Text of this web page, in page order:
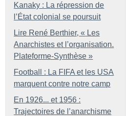
Kanaky : La répression de
l’État colonial se poursuit
Lire René Berthier, « Les
Anarchistes et l’organisation.
Plateforme-Synthèse »
Football : La FIFA et les USA
marquent contre notre camp
En 1926... et 1956 :
Trajectoires de l’anarchisme